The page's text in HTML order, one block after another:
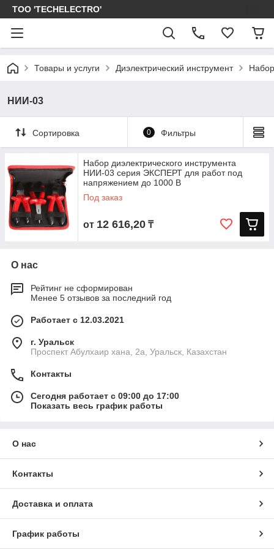
ТОО 'TECHELECTRO'
Товары и услуги Диэлектрический инструмент
НИИ-03
Сортировка 0 Фильтры
Набор диэлектрического инструмента
НИИ-03 серия ЭКСПЕРТ для работ под
напряжением до 1000 В
Под заказ
от 12 616,20 ₸
О нас
Рейтинг не сформирован
Менее 5 отзывов за последний год
Работает с 12.03.2021
г. Уральск
Проспект Абулхаир хана, 2а, Уральск, Казахстан
Контакты
Сегодня работает с 09:00 до 17:00
Показать весь график работы
О нас
Контакты
Доставка и оплата
График работы